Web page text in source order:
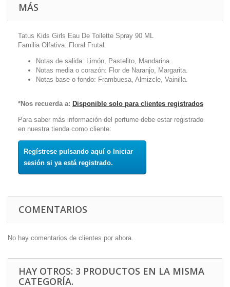
MÁS
Tatus Kids Girls Eau De Toilette Spray 90 ML
Familia Olfativa: Floral Frutal.
Notas de salida: Limón, Pastelito, Mandarina.
Notas media o corazón: Flor de Naranjo, Margarita.
Notas base o fondo: Frambuesa, Almizcle, Vainilla.
*Nos recuerda a: Disponible solo para clientes registrados
Para saber más información del perfume debe estar registrado
en nuestra tienda como cliente:
Regístrese pulsando aquí o Iniciar
sesión si ya está registrado.
COMENTARIOS
No hay comentarios de clientes por ahora.
HAY OTROS: 3 PRODUCTOS EN LA MISMA
CATEGORÍA.